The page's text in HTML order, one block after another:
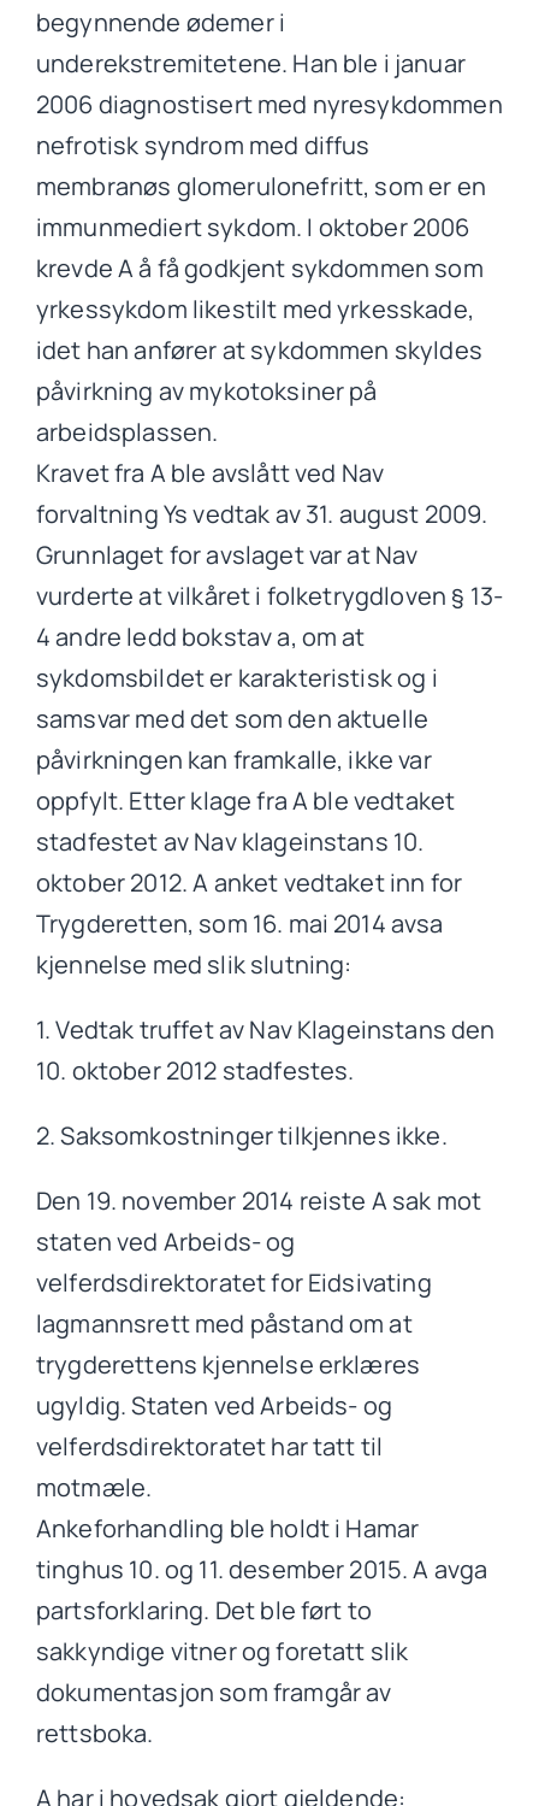
begynnende ødemer i
underekstremitetene. Han ble i januar
2006 diagnostisert med nyresykdommen
nefrotisk syndrom med diffus
membranøs glomerulonefritt, som er en
immunmediert sykdom. I oktober 2006
krevde A å få godkjent sykdommen som
yrkessykdom likestilt med yrkesskade,
idet han anfører at sykdommen skyldes
påvirkning av mykotoksiner på
arbeidsplassen.
Kravet fra A ble avslått ved Nav
forvaltning Ys vedtak av 31. august 2009.
Grunnlaget for avslaget var at Nav
vurderte at vilkåret i folketrygdloven § 13-
4 andre ledd bokstav a, om at
sykdomsbildet er karakteristisk og i
samsvar med det som den aktuelle
påvirkningen kan framkalle, ikke var
oppfylt. Etter klage fra A ble vedtaket
stadfestet av Nav klageinstans 10.
oktober 2012. A anket vedtaket inn for
Trygderetten, som 16. mai 2014 avsa
kjennelse med slik slutning:
1. Vedtak truffet av Nav Klageinstans den
10. oktober 2012 stadfestes.
2. Saksomkostninger tilkjennes ikke.
Den 19. november 2014 reiste A sak mot
staten ved Arbeids- og
velferdsdirektoratet for Eidsivating
lagmannsrett med påstand om at
trygderettens kjennelse erklæres
ugyldig. Staten ved Arbeids- og
velferdsdirektoratet har tatt til
motmæle.
Ankeforhandling ble holdt i Hamar
tinghus 10. og 11. desember 2015. A avga
partsforklaring. Det ble ført to
sakkyndige vitner og foretatt slik
dokumentasjon som framgår av
rettsboka.
A har i hovedsak gjort gjeldende: